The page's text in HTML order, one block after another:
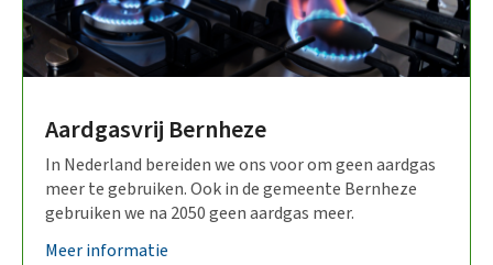
Heesch(13)
Nistelrode(12)
Vorstenbosch(6)
Gemeentebreed
Aardgasvrij Bernheze
In Nederland bereiden we ons voor om geen aardgas
meer te gebruiken. Ook in de gemeente Bernheze
gebruiken we na 2050 geen aardgas meer.
Meer informatie